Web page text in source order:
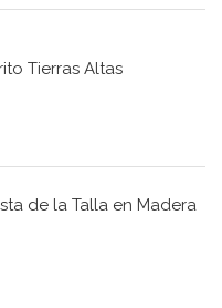
Tierras Altas
de la Talla en Madera